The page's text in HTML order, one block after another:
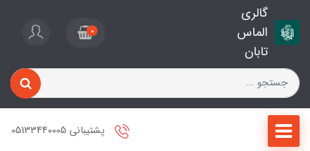
گالری
الماس
تابان
0
پشتیبانی 05133440005